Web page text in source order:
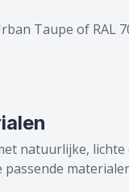
Taupe of RAL
natuurlijke,